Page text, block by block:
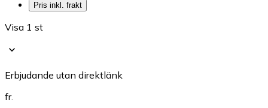
Pris inkl. frakt
Visa 1 st
Erbjudande utan direktlänk
fr.